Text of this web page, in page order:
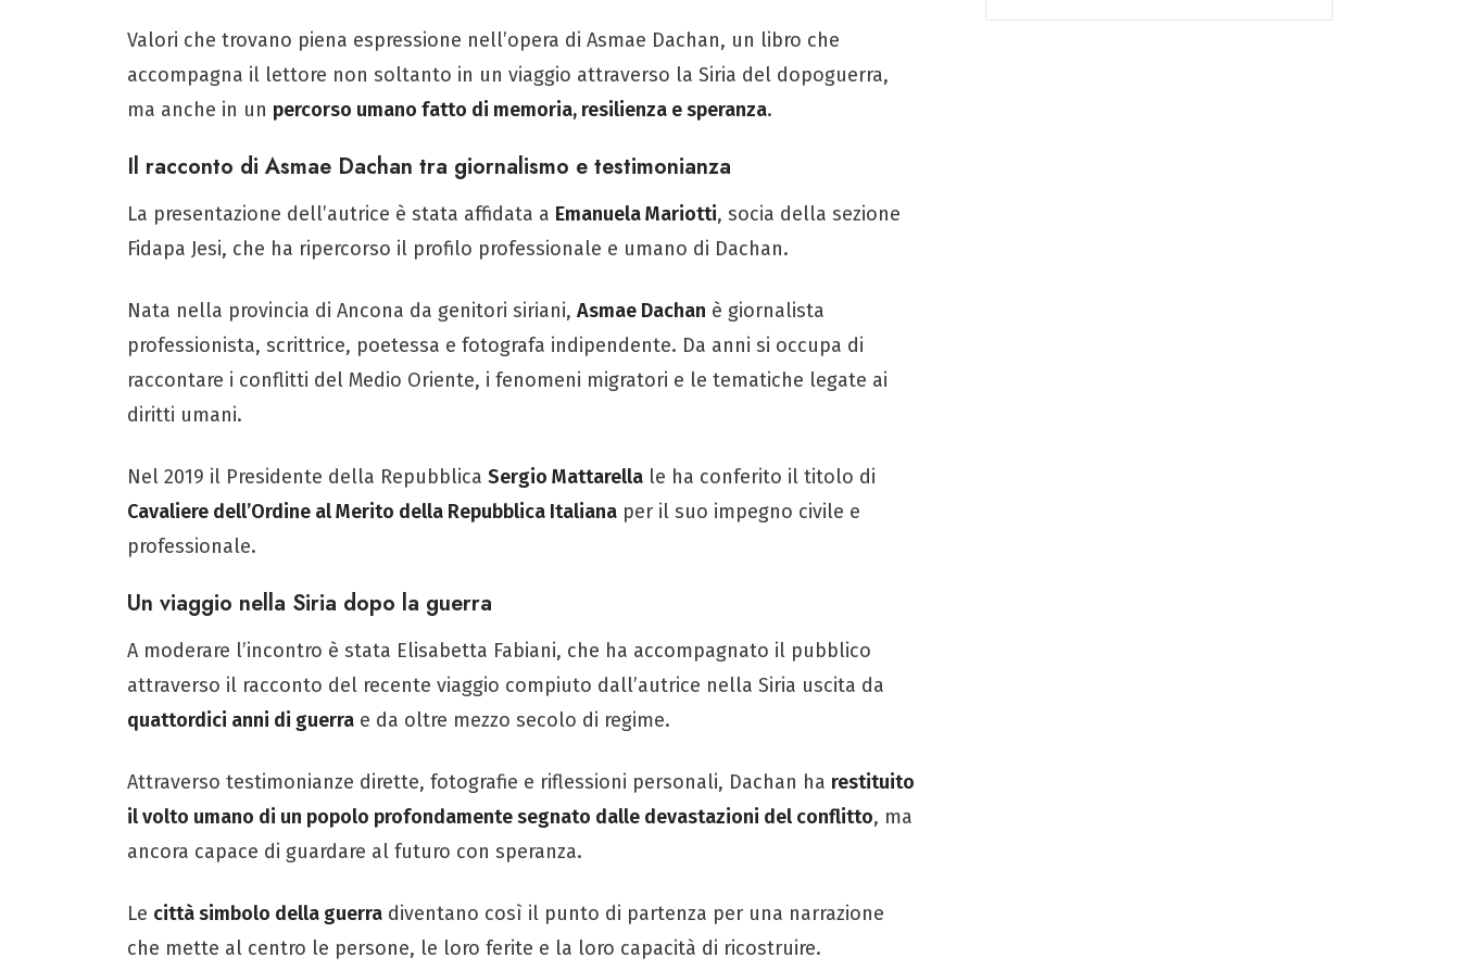
Valori che trovano piena espressione nell’opera di Asmae Dachan, un libro che
accompagna il lettore non soltanto in un viaggio attraverso la Siria del dopoguerra,
ma anche in un percorso umano fatto di memoria, resilienza e speranza.
Il racconto di Asmae Dachan tra giornalismo e testimonianza
La presentazione dell’autrice è stata affidata a Emanuela Mariotti, socia della sezione
Fidapa Jesi, che ha ripercorso il profilo professionale e umano di Dachan.
Nata nella provincia di Ancona da genitori siriani, Asmae Dachan è giornalista
professionista, scrittrice, poetessa e fotografa indipendente. Da anni si occupa di
raccontare i conflitti del Medio Oriente, i fenomeni migratori e le tematiche legate ai
diritti umani.
Nel 2019 il Presidente della Repubblica Sergio Mattarella le ha conferito il titolo di
Cavaliere dell’Ordine al Merito della Repubblica Italiana per il suo impegno civile e
professionale.
Un viaggio nella Siria dopo la guerra
A moderare l’incontro è stata Elisabetta Fabiani, che ha accompagnato il pubblico
attraverso il racconto del recente viaggio compiuto dall’autrice nella Siria uscita da
quattordici anni di guerra e da oltre mezzo secolo di regime.
Attraverso testimonianze dirette, fotografie e riflessioni personali, Dachan ha restituito
il volto umano di un popolo profondamente segnato dalle devastazioni del conflitto, ma
ancora capace di guardare al futuro con speranza.
Le città simbolo della guerra diventano così il punto di partenza per una narrazione
che mette al centro le persone, le loro ferite e la loro capacità di ricostruire.